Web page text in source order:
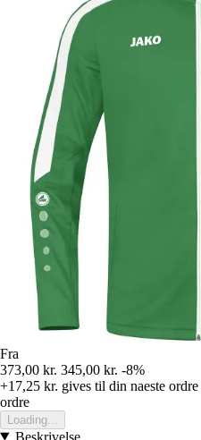
Fra
373,00 kr. 345,00 kr. -8%
+17,25 kr. gives til din naeste ordre
ordre
Loading...
Beskrivelse